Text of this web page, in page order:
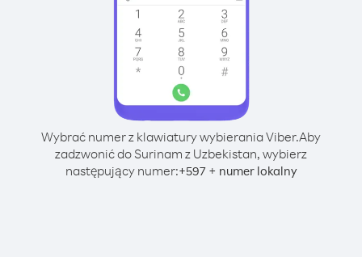
Wybrać numer z klawiatury wybierania Viber.Aby
zadzwonić do Surinam z Uzbekistan, wybierz
następujący numer:+597+ numer lokalny